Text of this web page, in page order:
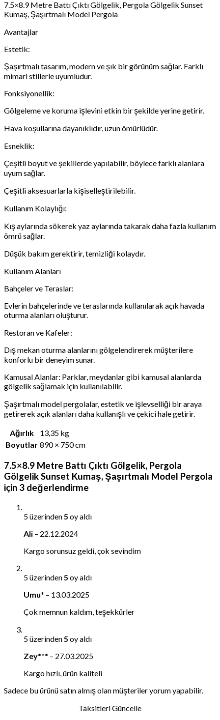
7.5×8.9 Metre Battı Çıktı Gölgelik, Pergola Gölgelik Sunset
Kumaş, Şaşırtmalı Model Pergola
Avantajlar
Estetik:
Şaşırtmalı tasarım, modern ve şık bir görünüm sağlar. Farklı
mimari stillerle uyumludur.
Fonksiyonellik:
Gölgeleme ve koruma işlevini etkin bir şekilde yerine getirir.
Hava koşullarına dayanıklıdır, uzun ömürlüdür.
Esneklik:
Çeşitli boyut ve şekillerde yapılabilir, böylece farklı alanlara
uyum sağlar.
Çeşitli aksesuarlarla kişiselleştirilebilir.
Kullanım Kolaylığı:
Kış aylarında sökerek yaz aylarında takarak daha fazla kullanım
ömrü sağlar.
Düşük bakım gerektirir, temizliği kolaydır.
Kullanım Alanları
Bahçeler ve Teraslar:
Evlerin bahçelerinde ve teraslarında kullanılarak açık havada
oturma alanları oluşturur.
Restoran ve Kafeler:
Dış mekan oturma alanlarını gölgelendirerek müşterilere
konforlu bir deneyim sunar.
Kamusal Alanlar: Parklar, meydanlar gibi kamusal alanlarda
gölgelik sağlamak için kullanılabilir.
Şaşırtmalı model pergolalar, estetik ve işlevselliği bir araya
getirerek açık alanları daha kullanışlı ve çekici hale getirir.
Ağırlık
13,35 kg
Boyutlar 890 × 750 cm
7.5×8.9 Metre Battı Çıktı Gölgelik, Pergola
Gölgelik Sunset Kumaş, Şaşırtmalı Model Pergola
için 3 değerlendirme
5 üzerinden5 oy aldı
Ali – 22.12.2024
Kargo sorunsuz geldi, çok sevindim
5 üzerinden5 oy aldı
Umu* – 13.03.2025
Çok memnun kaldım, teşekkürler
5 üzerinden5 oy aldı
Zey*** – 27.03.2025
Kargo hızlı, ürün kaliteli
Sadece bu ürünü satın almış olan müşteriler yorum yapabilir.
Taksitleri Güncelle